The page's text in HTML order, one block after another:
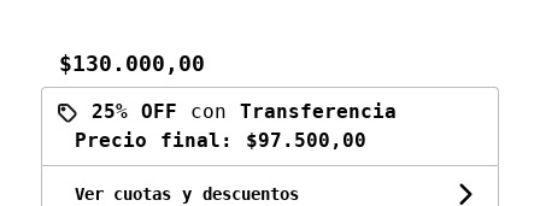
$130.000,00
25% OFF con Transferencia
Precio final: $97.500,00
Ver cuotas y descuentos